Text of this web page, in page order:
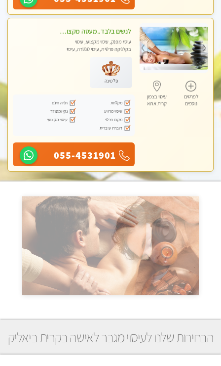
לפרטים
נוספים
עיסוי בצפון
קרית אתא
לנשים בלבד..מעסה מקצועי לנשים בלבד
עיסוי מפנק, עיסוי מקצועי, עיסוי
בקלניקה פרטית, עיסוי טנטרה, עיסוי
פלטינה
מקלחת
חניה חינם
עיסוי מרגיע
נקי ומסודר
מקום פרטי
עיסוי מקצועי
דוברת עיברית
055-4531901
הבחירות שלנו לעיסוי מגבר לאישה בקרית ביאליק